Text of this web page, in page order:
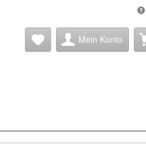
Mein Konto